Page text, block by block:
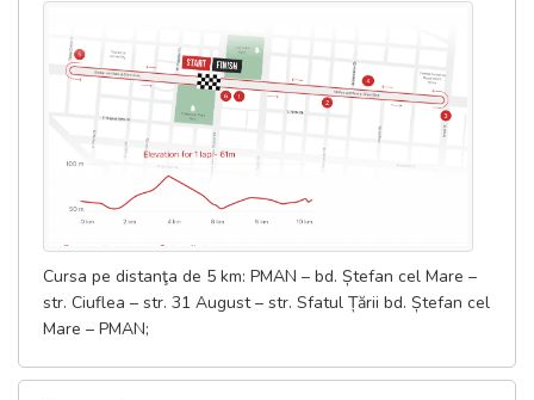
Cursa pe distanţa de 5 km: PMAN – bd. Ștefan cel Mare –
str. Ciuflea – str. 31 August – str. Sfatul Țării bd. Ștefan cel
Mare – PMAN;